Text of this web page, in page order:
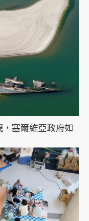
塞爾維亞政府如